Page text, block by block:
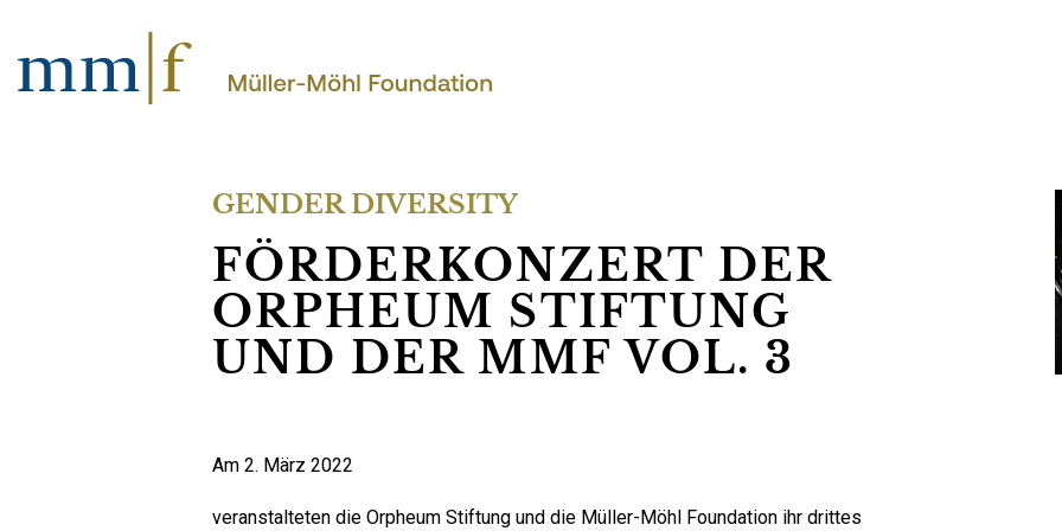
GENDER DIVERSITY
FÖRDERKONZERT DER
ORPHEUM STIFTUNG
UND DER MMF VOL. 3
Am 2. März 2022
veranstalteten die Orpheum Stiftung und die Müller-Möhl Foundation ihr drittes